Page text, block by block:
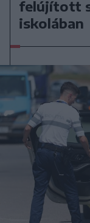
felújított
iskolában